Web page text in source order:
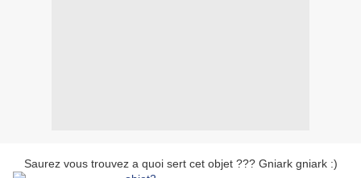
Saurez vous trouvez a quoi sert cet objet ??? Gniark gniark :)